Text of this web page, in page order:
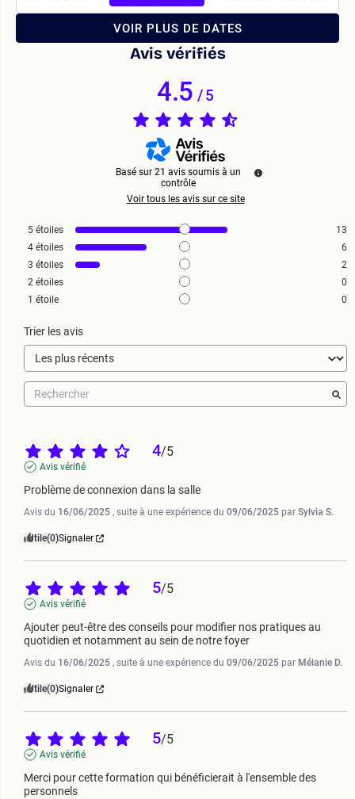
VOIR PLUS DE DATES
Avis vérifiés
4.5/5
Basé sur 21 avis soumis à un
contrôle
Voir tous les avis sur ce site
5 étoiles
13
4 étoiles
6
3 étoiles
2
2 étoiles
0
1 étoile 0
Trier les avis
4/5
Avis vérifié
Problème de connexion dans la salle
Avis du 16/06/2025 , suite à une expérience du 09/06/2025 par Sylvia S.
Utile(0)Signaler
5/5
Avis vérifié
Ajouter peut-être des conseils pour modifier nos pratiques au
quotidien et notamment au sein de notre foyer
Avis du 16/06/2025 , suite à une expérience du 09/06/2025 par Mélanie D.
Utile(0)Signaler
5/5
Avis vérifié
Merci pour cette formation qui bénéficierait à l'ensemble des
personnels